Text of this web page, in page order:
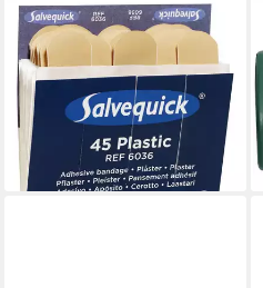
SALVEQUICK®
Erste-Hilfe-Set,
Nachfülleinsätze 6 x 45
Pflaster wasserabweisend
ab 28,98 €
lieferbar - in 3-4 Werktagen bei dir